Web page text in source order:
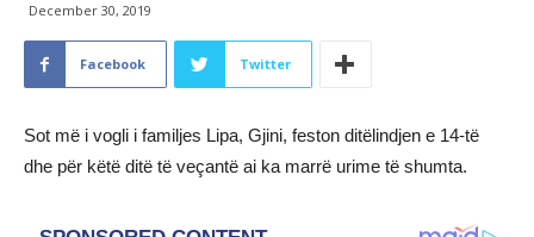
December 30, 2019
Facebook Twitter
Sot më i vogli i familjes Lipa, Gjini, feston ditëlindjen e 14-të
dhe për këtë ditë të veçantë ai ka marrë urime të shumta.